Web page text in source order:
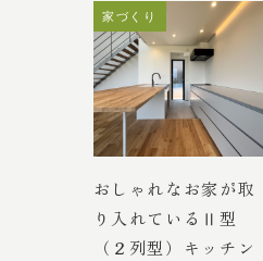
家づくり
おしゃれなお家が取
り入れているⅡ型
（２列型）キッチン